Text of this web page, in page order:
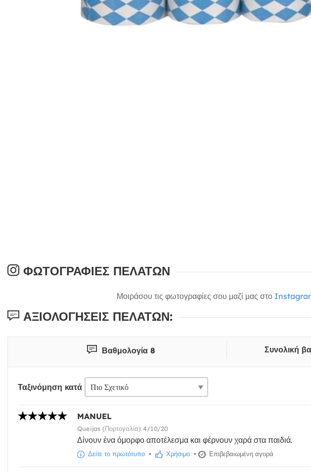
ΦΩΤΟΓΡΑΦΊΕΣ ΠΕΛΑΤΏΝ
Μοιράσου τις φωτογραφίες σου μαζί μας στο
ΑΞΙΟΛΟΓΉΣΕΙΣ ΠΕΛΑΤΏΝ:
Βαθμολογία 8 Συνολική
Ταξινόμηση κατά
MANUEL
Queijas (Πορτογαλία) 4/10/20
Δίνουν ένα όμορφο αποτέλεσμα και φέρνουν χαρά στα παιδιά.
Δείτε το πρωτότυπο • Χρήσιμο • Επιβεβαιωμένη αγορά